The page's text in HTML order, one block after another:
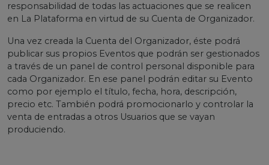
responsabilidad de todas las actuaciones que se realicen
en La Plataforma en virtud de su Cuenta de Organizador.
Una vez creada la Cuenta del Organizador, éste podrá
publicar sus propios Eventos que podrán ser gestionados
a través de un panel de control personal disponible para
cada Organizador. En ese panel podrán editar su Evento
como por ejemplo el título, fecha, hora, descripción,
precio etc. También podrá promocionarlo y controlar la
venta de entradas a otros Usuarios que se vayan
produciendo.